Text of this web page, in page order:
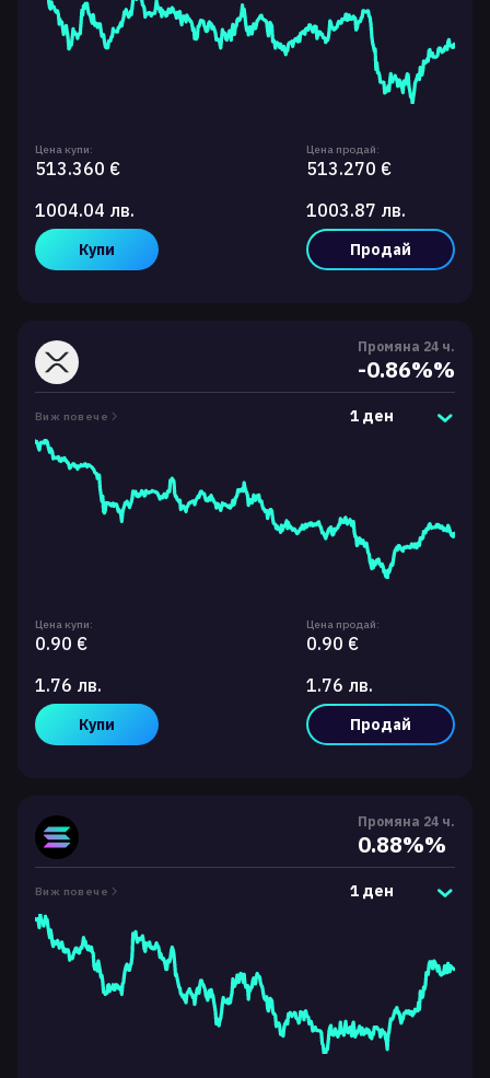
Цена купи:
513.360 €
1004.04 лв.
Купи
Цена продай:
513.270 €
1003.87 лв.
Продай
Промяна 24 ч.
-0.86%%
Виж повече 1 ден
Цена купи:
0.90 €
1.76 лв.
Купи
Цена продай:
0.90 €
1.76 лв.
Продай
Промяна 24 ч.
0.88%%
Виж повече 1 ден